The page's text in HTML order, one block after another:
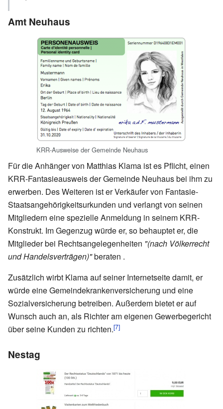
Amt Neuhaus
KRR-Ausweise der Gemeinde Neuhaus
Für die Anhänger von Matthias Klama ist es Pflicht, einen
KRR-Fantasieausweis der Gemeinde Neuhaus bei ihm zu
erwerben. Des Weiteren ist er Verkäufer von Fantasie-
Staatsangehörigkeitsurkunden und verlangt von seinen
Mitgliedern eine spezielle Anmeldung in seinem KRR-
Konstrukt. Im Gegenzug würde er, so behauptet er, die
Mitglieder bei Rechtsangelegenheiten "(nach Völkerrecht
und Handelsverträgen)"beraten .
Zusätzlich wirbt Klama auf seiner Internetseite damit, er
würde eine Gemeindekrankenversi­cherung und eine
Sozialversicherung betreiben. Außerdem bietet er auf
Wunsch auch an, als Richter am eigenen Gewerbegericht
über seine Kunden zu richten.[7]
Nestag